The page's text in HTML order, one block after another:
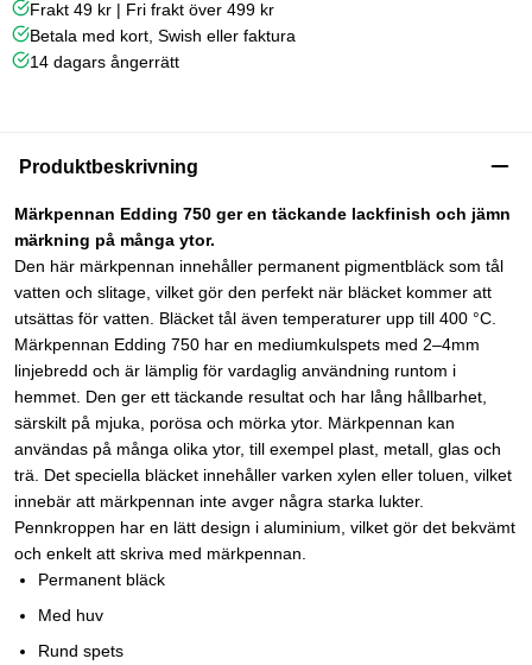
Frakt 49 kr | Fri frakt över 499 kr
Betala med kort, Swish eller faktura
14 dagars ångerrätt
Produktbeskrivning
Märkpennan Edding 750 ger en täckande lackfinish och jämn
märkning på många ytor.
Den här märkpennan innehåller permanent pigmentbläck som tål
vatten och slitage, vilket gör den perfekt när bläcket kommer att
utsättas för vatten. Bläcket tål även temperaturer upp till 400 °C.
Märkpennan Edding 750 har en mediumkulspets med 2–4mm
linjebredd och är lämplig för vardaglig användning runtom i
hemmet. Den ger ett täckande resultat och har lång hållbarhet,
särskilt på mjuka, porösa och mörka ytor. Märkpennan kan
användas på många olika ytor, till exempel plast, metall, glas och
trä. Det speciella bläcket innehåller varken xylen eller toluen, vilket
innebär att märkpennan inte avger några starka lukter.
Pennkroppen har en lätt design i aluminium, vilket gör det bekvämt
och enkelt att skriva med märkpennan.
Permanent bläck
Med huv
Rund spets